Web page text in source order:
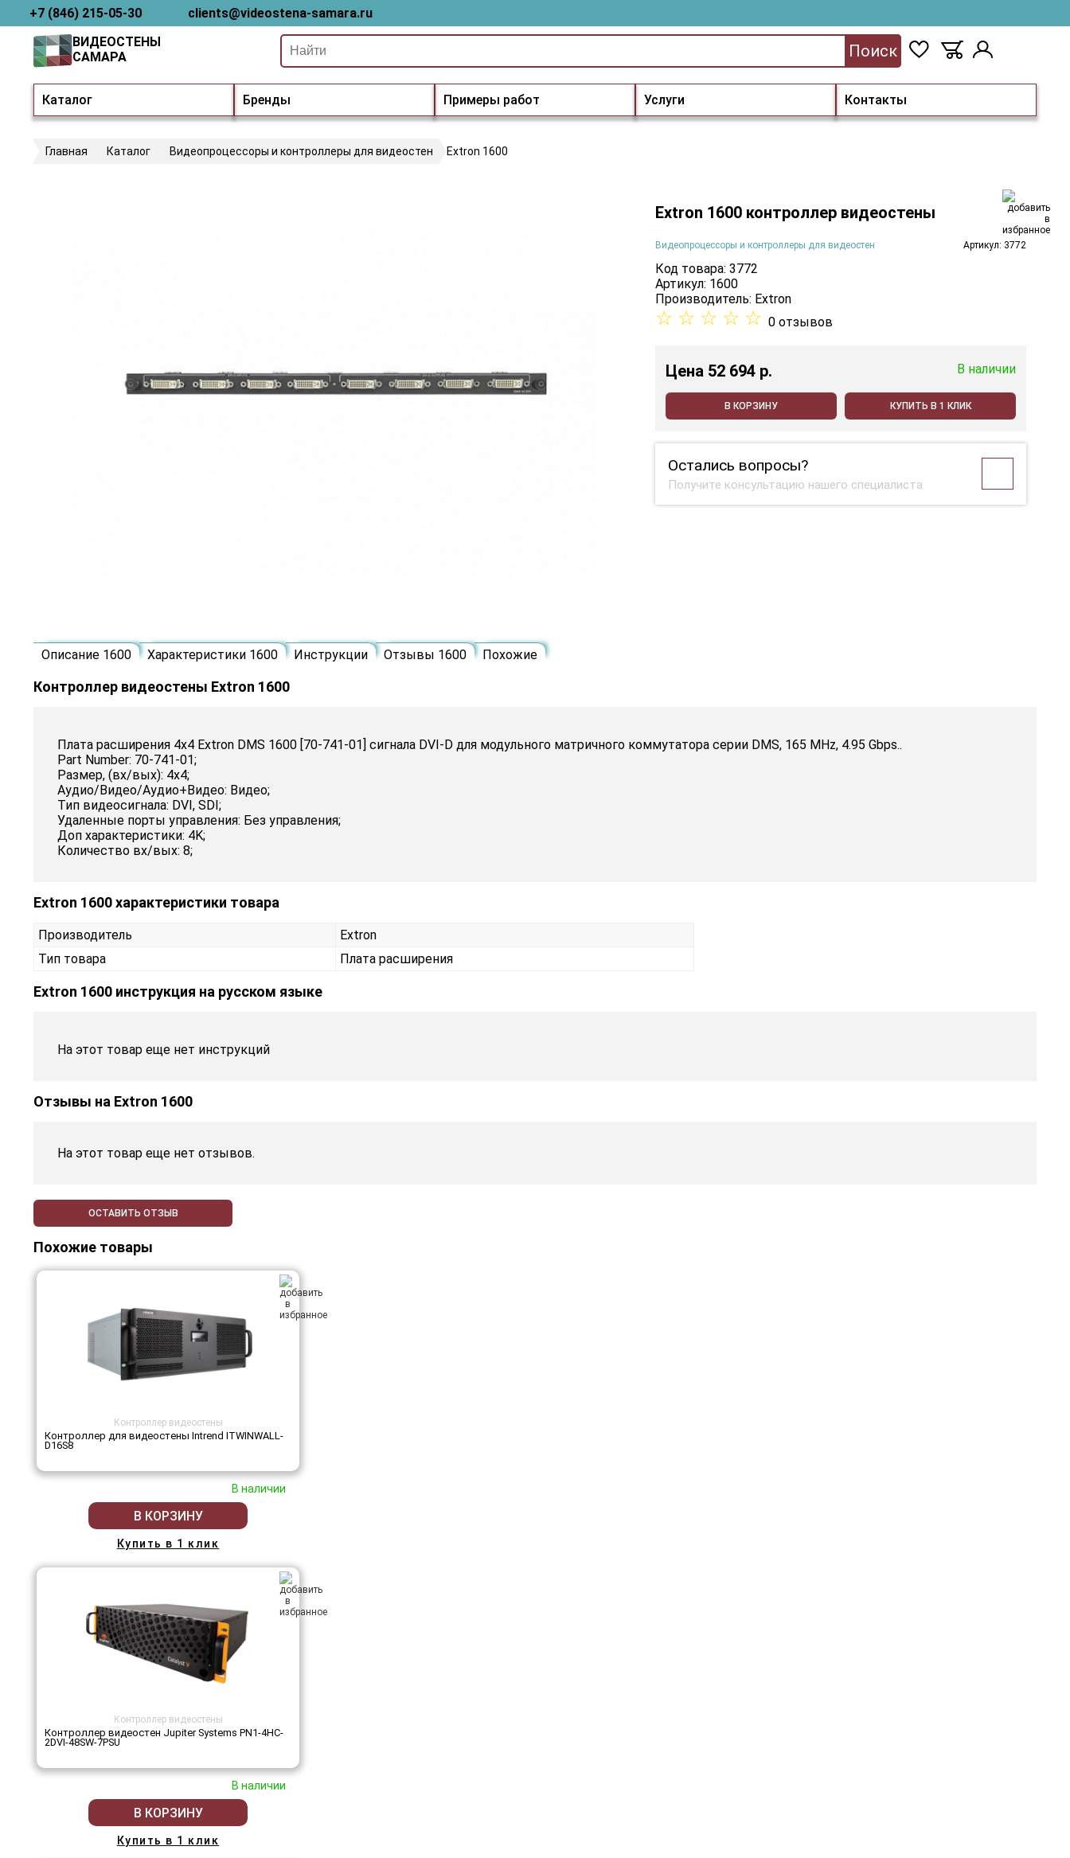
+7 (846) 215-05-30 clients@videostena-samara.ru
Каталог Бренды Примеры работ Услуги Контакты
ВИДЕОСТЕНЫ
САМАРА
Поиск
Главная Каталог Видеопроцессоры и контроллеры для видеостен Extron 1600
Extron 1600 контроллер видеостены
Видеопроцессоры и контроллеры для видеостен Артикул: 3772
Код товара: 3772
Артикул: 1600
Производитель: Extron
☆ ☆ ☆ ☆ ☆ 0 отзывов
Цена 52 694 p. В наличии
В КОРЗИНУ КУПИТЬ В 1 КЛИК
Остались вопросы?
Получите консультацию нашего специалиста
Описание 1600 Характеристики 1600 Инструкции Отзывы 1600 Похожие
Контроллер видеостены Extron 1600
Плата расширения 4х4 Extron DMS 1600 [70-741-01] сигнала DVI-D для модульного матричного коммутатора серии DMS, 165 MHz, 4.95 Gbps..
Part Number: 70-741-01;
Размер, (вх/вых): 4х4;
Аудио/Видео/Аудио+Видео: Видео;
Тип видеосигнала: DVI, SDI;
Удаленные порты управления: Без управления;
Доп характеристики: 4K;
Количество вх/вых: 8;
Extron 1600 характеристики товара
Производитель
Extron
Тип товара
Плата расширения
Extron 1600 инструкция на русском языке
На этот товар еще нет инструкций
Отзывы на Extron 1600
На этот товар еще нет отзывов.
ОСТАВИТЬ ОТЗЫВ
Похожие товары
Контроллер видеостены
Контроллер для видеостены Intrend ITWINWALL-
D16S8
В наличии
В КОРЗИНУ
Купить в 1 клик
Контроллер видеостены
Контроллер видеостен Jupiter Systems PN1-4HC-
2DVI-48SW-7PSU
В наличии
В КОРЗИНУ
Купить в 1 клик